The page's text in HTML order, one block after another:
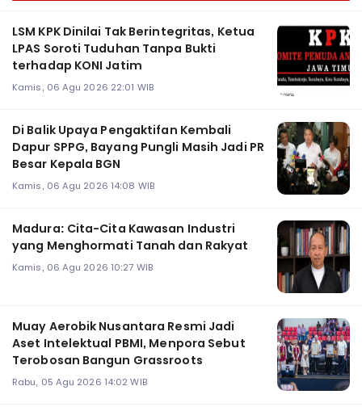
LSM KPK Dinilai Tak Berintegritas, Ketua
LPAS Soroti Tuduhan Tanpa Bukti
terhadap KONI Jatim
Kamis, 06 Agu 2026 22:01 WIB
Di Balik Upaya Pengaktifan Kembali
Dapur SPPG, Bayang Pungli Masih Jadi PR
Besar Kepala BGN
Kamis, 06 Agu 2026 14:08 WIB
Madura: Cita-Cita Kawasan Industri
yang Menghormati Tanah dan Rakyat
Kamis, 06 Agu 2026 10:27 WIB
Muay Aerobik Nusantara Resmi Jadi
Aset Intelektual PBMI, Menpora Sebut
Terobosan Bangun Grassroots
Rabu, 05 Agu 2026 14:02 WIB